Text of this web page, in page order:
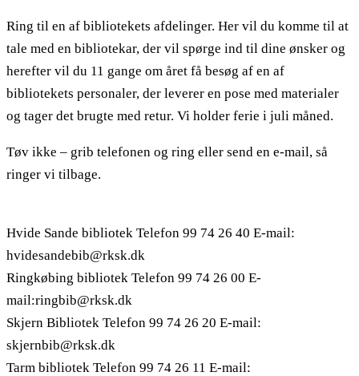
Ring til en af bibliotekets afdelinger. Her vil du komme til at
tale med en bibliotekar, der vil spørge ind til dine ønsker og
herefter vil du 11 gange om året få besøg af en af
bibliotekets personaler, der leverer en pose med materialer
og tager det brugte med retur. Vi holder ferie i juli måned.
Tøv ikke – grib telefonen og ring eller send en e-mail, så
ringer vi tilbage.
Hvide Sande bibliotek Telefon 99 74 26 40 E-mail:
hvidesandebib@rksk.dk
Ringkøbing bibliotek Telefon 99 74 26 00 E-
mail:ringbib@rksk.dk
Skjern Bibliotek Telefon 99 74 26 20 E-mail:
skjernbib@rksk.dk
Tarm bibliotek Telefon 99 74 26 11 E-mail: